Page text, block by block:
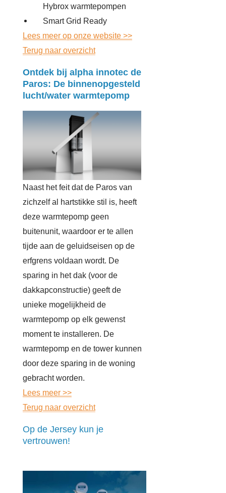
Hybrox warmtepompen
Smart Grid Ready
Lees meer op onze website >>
Terug naar overzicht
Ontdek bij alpha innotec de
Paros: De binnenopgesteld
lucht/water warmtepomp
Naast het feit dat de Paros van
zichzelf al hartstikke stil is, heeft
deze warmtepomp geen
buitenunit, waardoor er te allen
tijde aan de geluidseisen op de
erfgrens voldaan wordt. De
sparing in het dak (voor de
dakkapconstructie) geeft de
unieke mogelijkheid de
warmtepomp op elk gewenst
moment te installeren. De
warmtepomp en de tower kunnen
door deze sparing in de woning
gebracht worden.
Lees meer >>
Terug naar overzicht
Op de Jersey kun je
vertrouwen!